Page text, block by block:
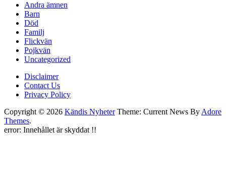
Andra ämnen
Barn
Död
Familj
Flickvän
Pojkvän
Uncategorized
Disclaimer
Contact Us
Privacy Policy
Copyright © 2026 Kändis NyheterTheme: Current News By Adore
Themes.
error: Innehållet är skyddat !!